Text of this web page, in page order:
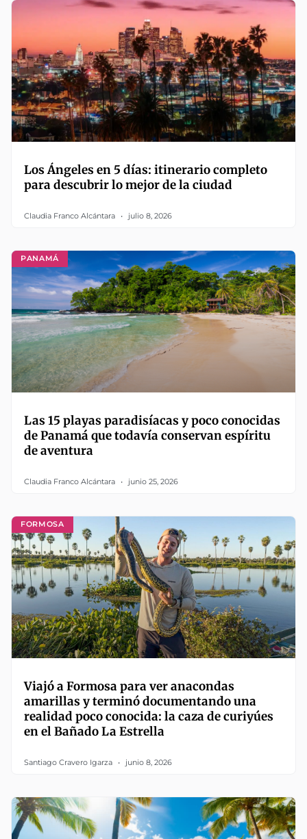
Los Ángeles en 5 días: itinerario completo
para descubrir lo mejor de la ciudad
Claudia Franco Alcántara julio 8, 2026
PANAMÁ
Las 15 playas paradisíacas y poco conocidas
de Panamá que todavía conservan espíritu
de aventura
Claudia Franco Alcántara junio 25, 2026
FORMOSA
Viajó a Formosa para ver anacondas
amarillas y terminó documentando una
realidad poco conocida: la caza de curiyúes
en el Bañado La Estrella
Santiago Cravero Igarza junio 8, 2026